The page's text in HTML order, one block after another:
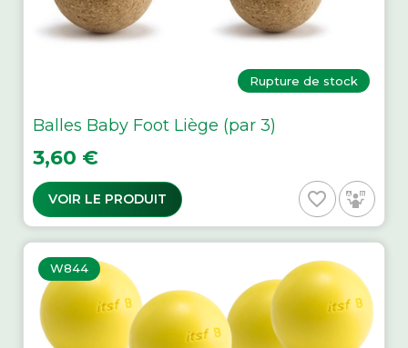
Rupture de stock
Balles Baby Foot Liège (par 3)
Prix
3,60 €
VOIR LE PRODUIT favorite_border
W844